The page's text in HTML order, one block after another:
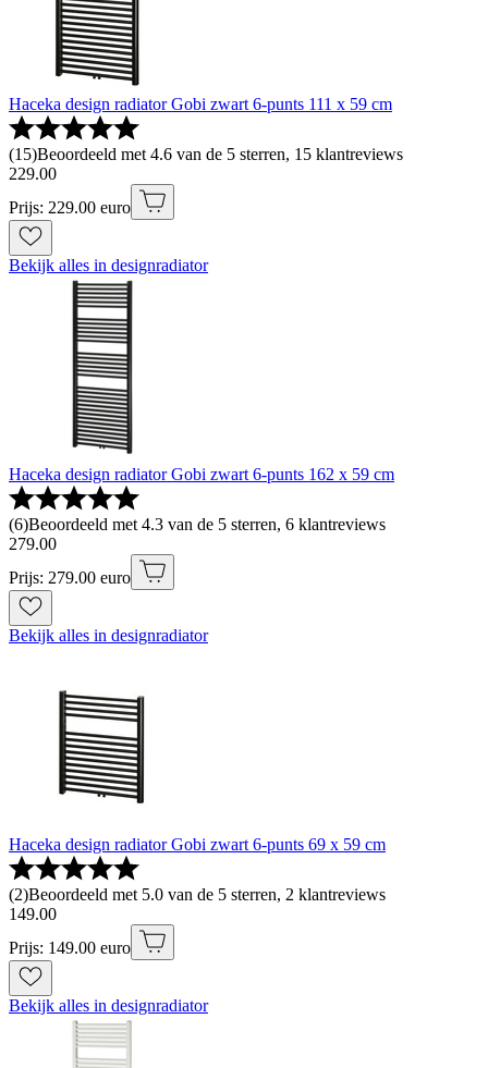
Haceka design radiator Gobi zwart 6-punts 111 x 59 cm
(15)Beoordeeld met 4.6 van de 5 sterren, 15 klantreviews
229.00
Prijs: 229.00 euro
Bekijk alles in designradiator
Haceka design radiator Gobi zwart 6-punts 162 x 59 cm
(6)Beoordeeld met 4.3 van de 5 sterren, 6 klantreviews
279.00
Prijs: 279.00 euro
Bekijk alles in designradiator
Haceka design radiator Gobi zwart 6-punts 69 x 59 cm
(2)Beoordeeld met 5.0 van de 5 sterren, 2 klantreviews
149.00
Prijs: 149.00 euro
Bekijk alles in designradiator